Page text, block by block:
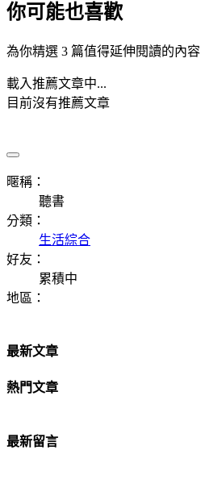
你可能也喜歡
為你精選 3 篇值得延伸閱讀的內容
載入推薦文章中...
目前沒有推薦文章
暱稱：
聽書
分類：
生活綜合
好友：
累積中
地區：
最新文章
熱門文章
最新留言